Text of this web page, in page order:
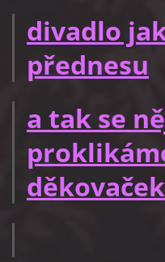
divadlo
přednesu
a tak se
děkovaček